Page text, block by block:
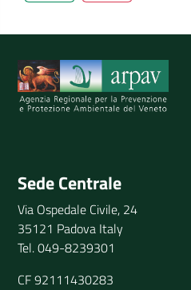
Spiegaci perchè, e aiutaci a
Sede Centrale
Via Ospedale Civile, 24
35121 Padova Italy
Tel. 049-8239301
CF 92111430283